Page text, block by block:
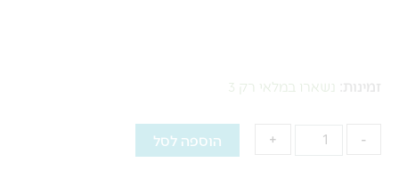
זמינות: נשארו במלאי רק 3
-
כמות
קערת
+ הוספה לסל